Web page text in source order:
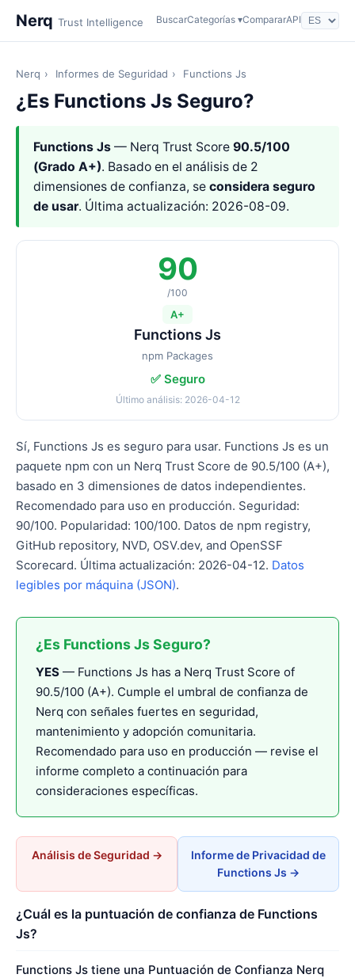
Nerq Trust Intelligence BuscarCategorías ▾CompararAPI
Nerq › Informes de Seguridad › Functions Js
¿Es Functions Js Seguro?
Functions Js — Nerq Trust Score 90.5/100
(Grado A+). Basado en el análisis de 2
dimensiones de confianza, se considera seguro
de usar. Última actualización: 2026-08-09.
90
/100
A+
Functions Js
npm Packages
✅ Seguro
Último análisis: 2026-04-12
Sí, Functions Js es seguro para usar. Functions Js es un
paquete npm con un Nerq Trust Score de 90.5/100 (A+),
basado en 3 dimensiones de datos independientes.
Recomendado para uso en producción. Seguridad:
90/100. Popularidad: 100/100. Datos de npm registry,
GitHub repository, NVD, OSV.dev, and OpenSSF
Scorecard. Última actualización: 2026-04-12. Datos
legibles por máquina (JSON).
¿Es Functions Js Seguro?
YES — Functions Js has a Nerq Trust Score of
90.5/100 (A+). Cumple el umbral de confianza de
Nerq con señales fuertes en seguridad,
mantenimiento y adopción comunitaria.
Recomendado para uso en producción — revise el
informe completo a continuación para
consideraciones específicas.
Análisis de Seguridad →
Informe de Privacidad de
Functions Js →
¿Cuál es la puntuación de confianza de Functions
Js?
Functions Js tiene una Puntuación de Confianza Nerq